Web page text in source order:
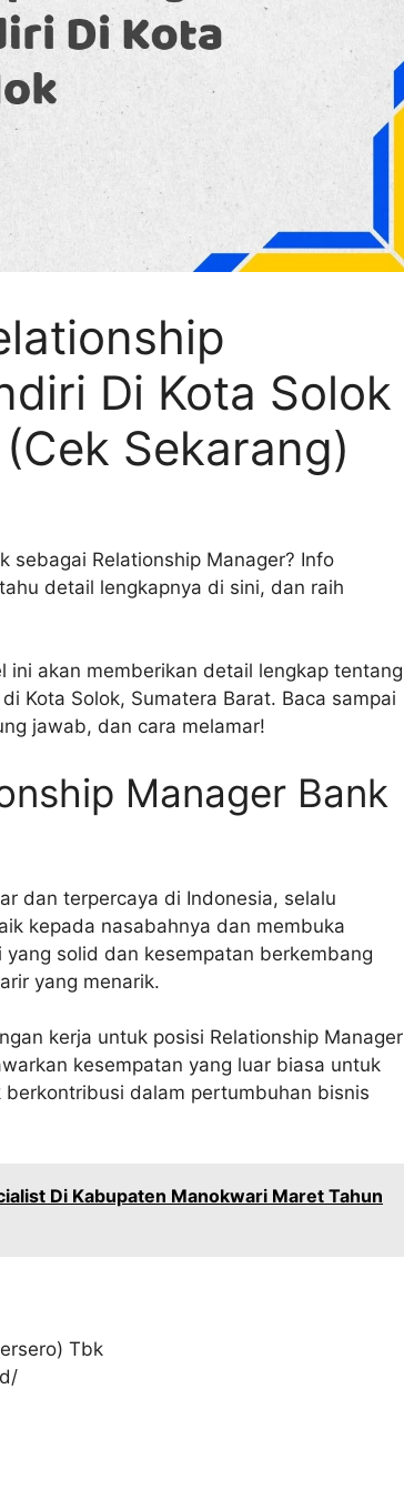
Di Kota Solok
Sekarang)
sebagai Relationship Manager? Info
detail lengkapnya di sini, dan raih
akan memberikan detail lengkap tentang
Kota Solok, Sumatera Barat. Baca sampai
jawab, dan cara melamar!
Manager Bank
dan terpercaya di Indonesia, selalu
kepada nasabahnya dan membuka
solid dan kesempatan berkembang
yang menarik.
kerja untuk posisi Relationship Manager
kesempatan yang luar biasa untuk
dalam pertumbuhan bisnis
Di Kabupaten Manokwari Maret Tahun
Tbk